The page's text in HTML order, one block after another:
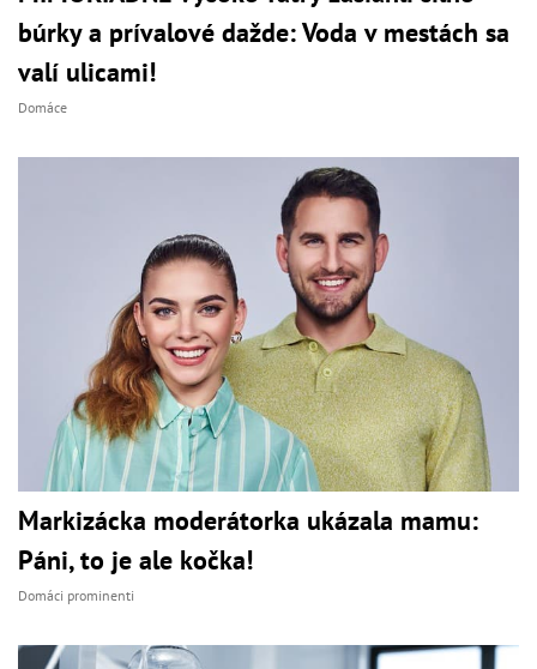
búrky a prívalové dažde: Voda v mestách sa
valí ulicami!
Domáce
Markizácka moderátorka ukázala mamu:
Páni, to je ale kočka!
Domáci prominenti